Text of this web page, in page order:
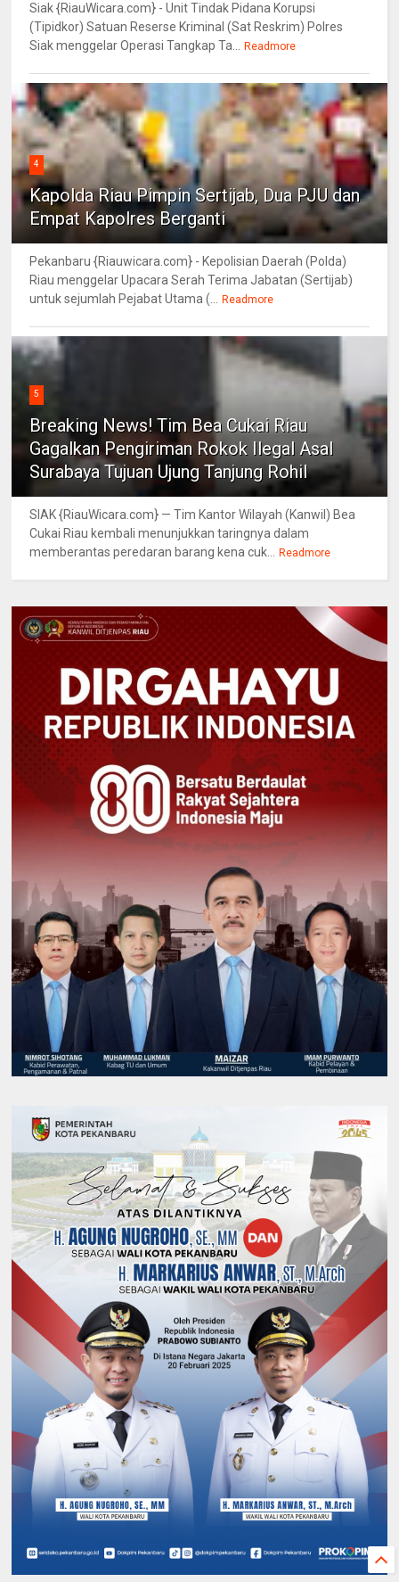
Siak {RiauWicara.com} - Unit Tindak Pidana Korupsi
(Tipidkor) Satuan Reserse Kriminal (Sat Reskrim) Polres
Siak menggelar Operasi Tangkap Ta... Readmore
4
Kapolda Riau Pimpin Sertijab, Dua PJU dan
Empat Kapolres Berganti
Pekanbaru {Riauwicara.com} - Kepolisian Daerah (Polda)
Riau menggelar Upacara Serah Terima Jabatan (Sertijab)
untuk sejumlah Pejabat Utama (... Readmore
5
Breaking News! Tim Bea Cukai Riau
Gagalkan Pengiriman Rokok Ilegal Asal
Surabaya Tujuan Ujung Tanjung Rohil
SIAK {RiauWicara.com} — Tim Kantor Wilayah (Kanwil) Bea
Cukai Riau kembali menunjukkan taringnya dalam
memberantas peredaran barang kena cuk... Readmore